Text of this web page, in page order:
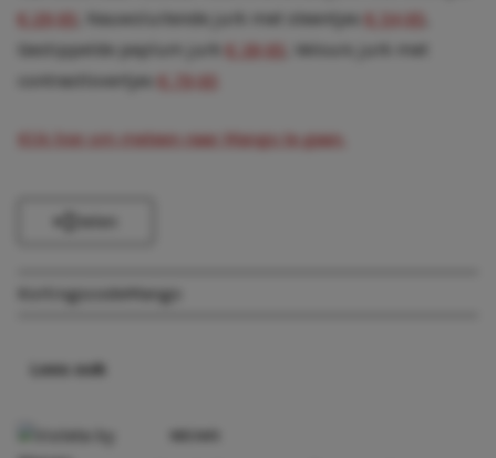
€ 29,95
, Nauwsluitende jurk met steentjes € 54,95
Gestippelde peplum jurk
€ 39,95
, Velours jurk met
contrastlovertjes
€ 79,95
Klik hier om meteen naar Mango te gaan.
Kortingscode Mango
Lees ook